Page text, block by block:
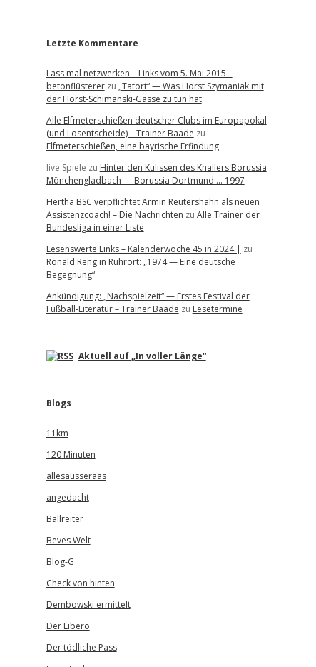
Letzte Kommentare
Lass mal netzwerken – Links vom 5. Mai 2015 –
betonflüstererzu „Tatort“ — Was Horst Szymaniak mit
der Horst-Schimanski-Gasse zu tun hat
Alle Elfmeterschießen deutscher Clubs im Europapokal
(und Losentscheide) – Trainer Baade zu
Elfmeterschießen, eine bayrische Erfindung
live Spiele zu Hinter den Kulissen des Knallers Borussia
Mönchengladbach — Borussia Dortmund … 1997
Hertha BSC verpflichtet Armin Reutershahn als neuen
Assistenzcoach! – Die Nachrichten zu Alle Trainer der
Bundesliga in einer Liste
Lesenswerte Links – Kalenderwoche 45 in 2024 | zu
Ronald Reng in Ruhrort: „1974 — Eine deutsche
Begegnung“
Ankündigung: „Nachspielzeit“ — Erstes Festival der
Fußball-Literatur – Trainer Baade zu Lesetermine
Aktuell auf „In voller Länge“
Blogs
11km
120 Minuten
allesausseraas
angedacht
Ballreiter
Beves Welt
Blog-G
Check von hinten
Dembowski ermittelt
Der Libero
Der tödliche Pass